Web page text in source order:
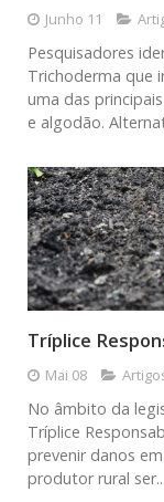
Junho 11
Pesquisadores
Trichoderma que
uma das
e algodão.
Tríplice
Mai 08
No âmbito da
Tríplice
prevenir danos
produtor rural ser...